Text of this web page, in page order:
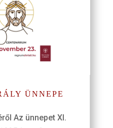
ÜNNEPE
Az ünnepet XI.